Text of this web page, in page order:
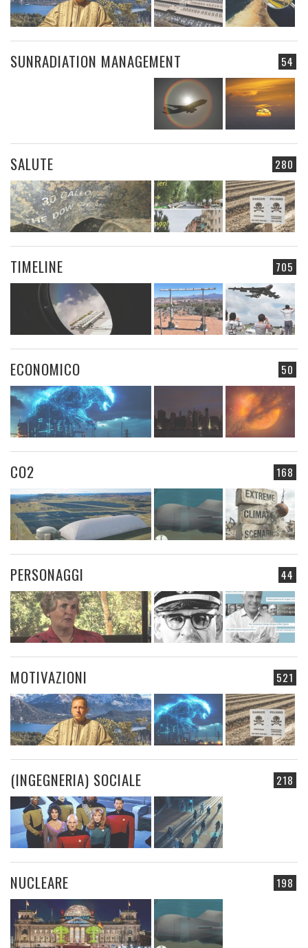
54
SUNRADIATION MANAGEMENT
280
SALUTE
705
TIMELINE
50
ECONOMICO
168
CO2
44
PERSONAGGI
521
MOTIVAZIONI
218
(INGEGNERIA) SOCIALE
198
NUCLEARE